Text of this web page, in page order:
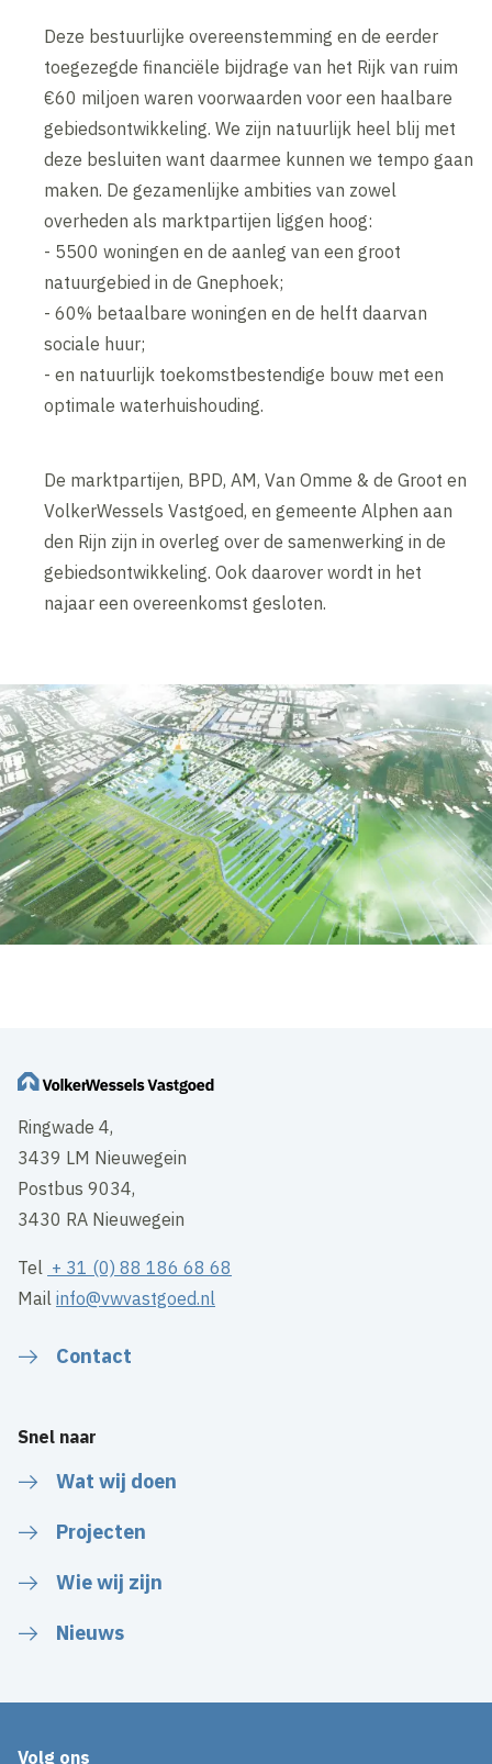
Deze bestuurlijke overeenstemming en de eerder
toegezegde financiële bijdrage van het Rijk van ruim
€60 miljoen waren voorwaarden voor een haalbare
gebiedsontwikkeling. We zijn natuurlijk heel blij met
deze besluiten want daarmee kunnen we tempo gaan
maken. De gezamenlijke ambities van zowel
overheden als marktpartijen liggen hoog:
- 5500 woningen en de aanleg van een groot
natuurgebied in de Gnephoek;
- 60% betaalbare woningen en de helft daarvan
sociale huur;
- en natuurlijk toekomstbestendige bouw met een
optimale waterhuishouding.
De marktpartijen, BPD, AM, Van Omme & de Groot en
VolkerWessels Vastgoed, en gemeente Alphen aan
den Rijn zijn in overleg over de samenwerking in de
gebiedsontwikkeling. Ook daarover wordt in het
najaar een overeenkomst gesloten.
Ringwade 4,
3439 LM Nieuwegein
Postbus 9034,
3430 RA Nieuwegein
Tel + 31 (0) 88 186 68 68
Mailinfo@vwvastgoed.nl
Contact
Snel naar
Wat wij doen
Projecten
Wie wij zijn
Nieuws
Volg ons